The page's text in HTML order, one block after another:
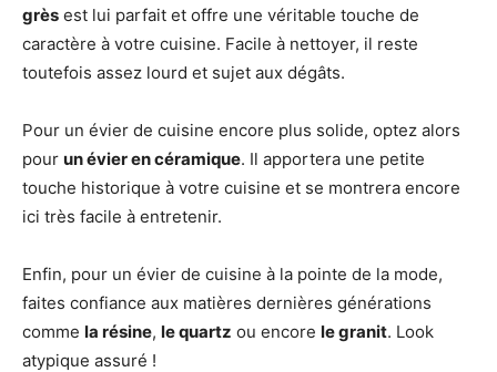
grès est lui parfait et offre une véritable touche de
caractère à votre cuisine. Facile à nettoyer, il reste
toutefois assez lourd et sujet aux dégâts.
Pour un évier de cuisine encore plus solide, optez alors
pour un évier en céramique. Il apportera une petite
touche historique à votre cuisine et se montrera encore
ici très facile à entretenir.
Enfin, pour un évier de cuisine à la pointe de la mode,
faites confiance aux matières dernières générations
comme la résine, le quartz ou encore le granit. Look
atypique assuré !